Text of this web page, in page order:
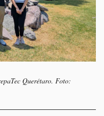
Querétaro. Foto: